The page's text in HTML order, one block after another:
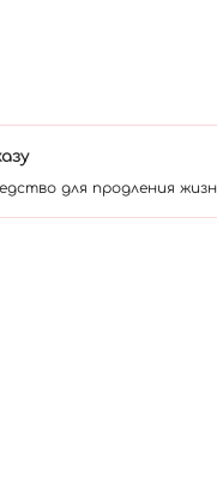
для продления